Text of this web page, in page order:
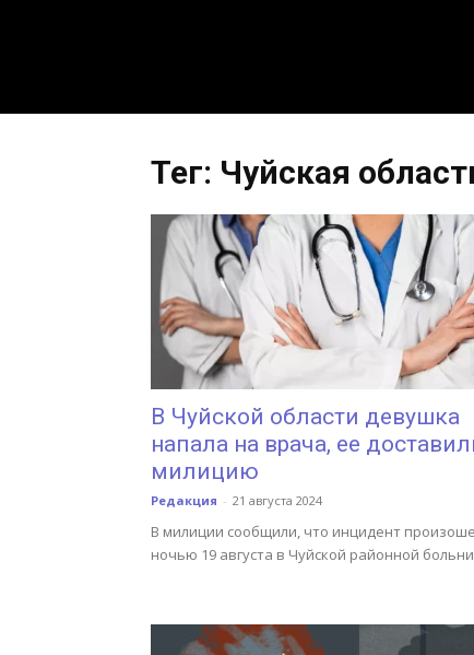
Тег: Чуйская
В Чуйской области девушка
напала на врача, ее
милицию
Редакция - 21 августа 2024
В милиции сообщили, что инцидент
ночью 19 августа в Чуйской районной